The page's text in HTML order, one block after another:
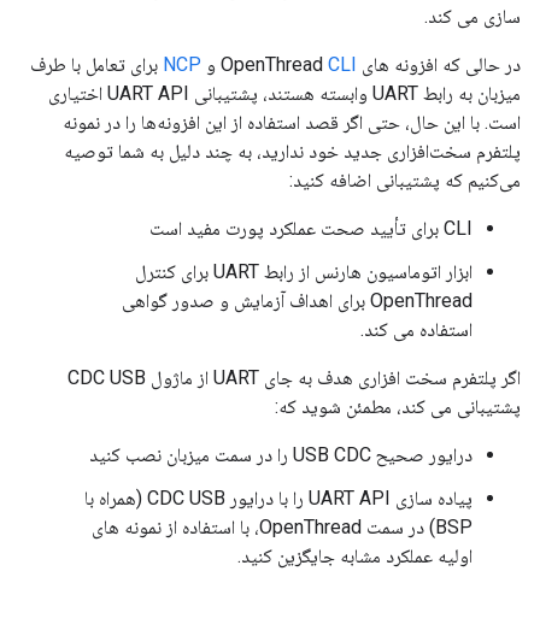
سازی می کند.
در حالی که افزونه های OpenThread CLI و NCP برای تعامل با طرف
میزبان به رابط UART وابسته هستند، پشتیبانی UART API اختیاری
است. با این حال، حتی اگر قصد استفاده از این افزونه‌ها را در نمونه
پلتفرم سخت‌افزاری جدید خود ندارید، به چند دلیل به شما توصیه
می‌کنیم که پشتیبانی اضافه کنید:
CLI برای تأیید صحت عملکرد پورت مفید است
ابزار اتوماسیون هارنس از رابط UART برای کنترل
OpenThread برای اهداف آزمایش و صدور گواهی
استفاده می کند.
اگر پلتفرم سخت افزاری هدف به جای UART از ماژول CDC USB
پشتیبانی می کند، مطمئن شوید که:
درایور صحیح USB CDC را در سمت میزبان نصب کنید
پیاده سازی UART API را با درایور CDC USB (همراه با
BSP) در سمت OpenThread، با استفاده از نمونه های
اولیه عملکرد مشابه جایگزین کنید.